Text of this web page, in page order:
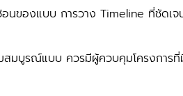
นของแบบ การวาง Timeline ที่ชัดเ
มบูรณ์แบบ ควรมีผู้ควบคุมโครงการ